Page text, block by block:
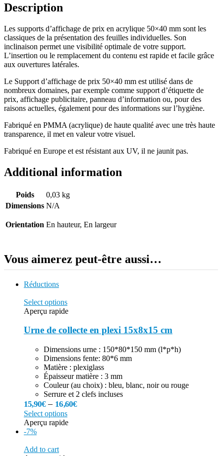
Description
Les supports d’affichage de prix en acrylique 50×40 mm sont les
classiques de la présentation des feuilles individuelles. Son
inclinaison permet une visibilité optimale de votre support.
L’insertion ou le remplacement du contenu est rapide et facile grâce
aux ouvertures latérales.
Le Support d’affichage de prix 50×40 mm est utilisé dans de
nombreux domaines, par exemple comme support d’étiquette de
prix, affichage publicitaire, panneau d’information ou, pour des
raisons actuelles, également pour des informations sur l’hygiène.
Fabriqué en PMMA (acrylique) de haute qualité avec une très haute
transparence, il met en valeur votre visuel.
Fabriqué en Europe et est résistant aux UV, il ne jaunit pas.
Additional information
Poids
0,03 kg
Dimensions N/A
Orientation En hauteur, En largeur
Vous aimerez peut-être aussi…
Réductions
Select options
Aperçu rapide
Urne de collecte en plexi 15x8x15 cm
Dimensions urne : 150*80*150 mm (l*p*h)
Dimensions fente: 80*6 mm
Matière : plexiglass
Épaisseur matière : 3 mm
Couleur (au choix) : bleu, blanc, noir ou rouge
Serrure et 2 clefs incluses
15,90€– 16,60€
Select options
Aperçu rapide
-7%
Add to cart